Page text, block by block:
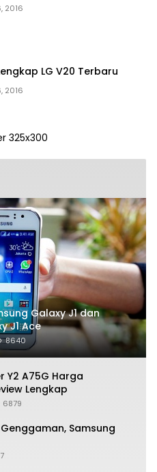
2016
LG V20 Terbaru
2016
Galaxy J1 dan
J1 Ace
8640
Y2 A75G Harga
Lengkap
6879
Samsung